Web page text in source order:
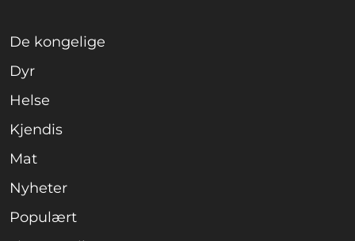
De kongelige
Dyr
Helse
Kjendis
Mat
Nyheter
Populært